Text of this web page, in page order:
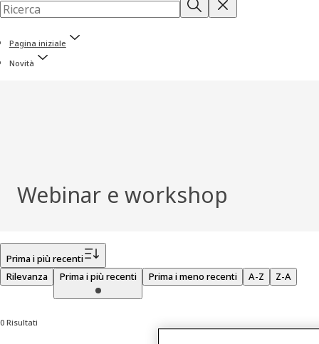
Pagina iniziale
Novità
Webinar e workshop
Prima i più recenti
Rilevanza
Prima i più recenti Prima i meno recenti A-Z Z-A
0 Risultati